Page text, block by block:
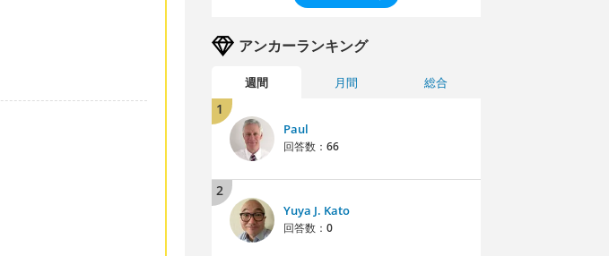
アンカーランキング
週間 月間 総合
1
Paul
回答数： 66
2
Yuya J. Kato
回答数： 0